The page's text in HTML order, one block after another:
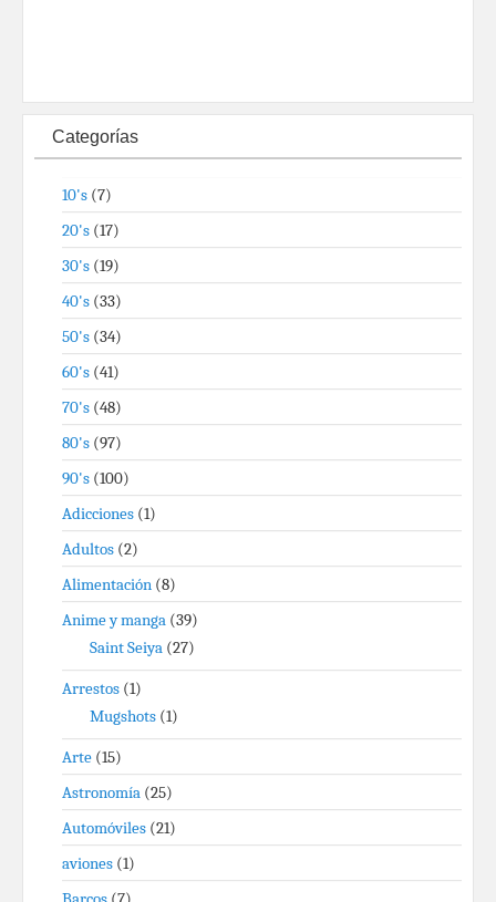
Categorías
10's (7)
20's (17)
30's (19)
40's (33)
50's (34)
60's (41)
70's (48)
80's (97)
90's (100)
Adicciones (1)
Adultos (2)
Alimentación (8)
Anime y manga (39)
Saint Seiya (27)
Arrestos (1)
Mugshots (1)
Arte (15)
Astronomía (25)
Automóviles (21)
aviones (1)